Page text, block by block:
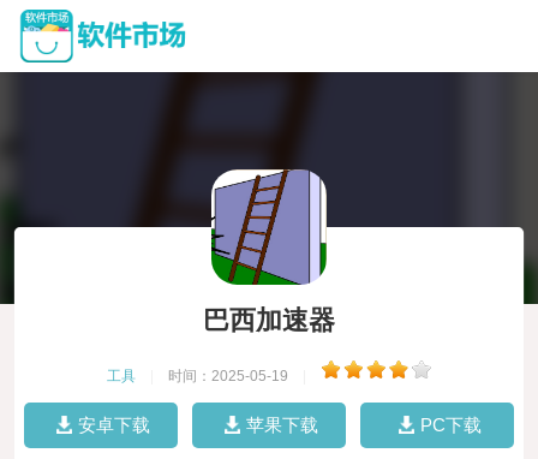
巴西加速器
工具 时间：2025-05-19
安卓下载 苹果下载 PC下载